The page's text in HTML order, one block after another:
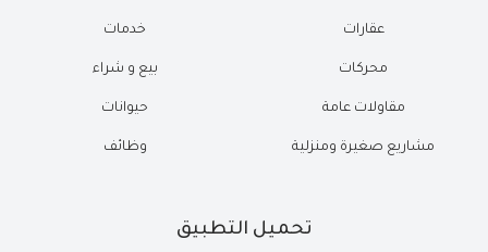
عقارات
محركات
مقاولات عامة
مشاريع صغيرة ومنزلية
خدمات
بيع و شراء
حيوانات
وظائف
تحميل التطبيق